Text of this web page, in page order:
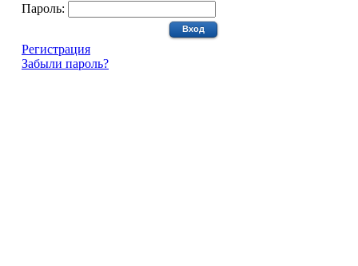
Пароль:
Регистрация
Забыли пароль?